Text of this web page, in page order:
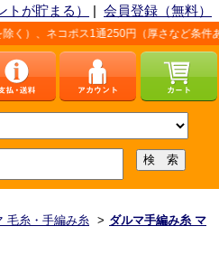
トが貯まる） | 会員登録（無料）
1通250円（厚さなど条件あり）。詳し
毛糸・手編み糸 > ダルマ手編み糸 マ